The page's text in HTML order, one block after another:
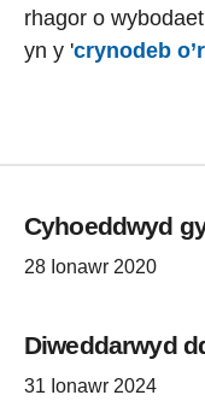
rhagor o
yn y 'crynodeb
Cyhoeddwyd
28 Ionawr 2020
Diweddarwyd
31 Ionawr 2024